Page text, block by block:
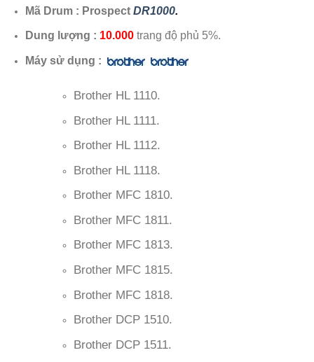
Mã Drum : Prospect DR1000.
Dung lượng : 10.000trang độ phủ 5%.
Máy sử dụng :
Brother HL 1110.
Brother HL 1111.
Brother HL 1112.
Brother HL 1118.
Brother MFC 1810.
Brother MFC 1811.
Brother MFC 1813.
Brother MFC 1815.
Brother MFC 1818.
Brother DCP 1510.
Brother DCP 1511.